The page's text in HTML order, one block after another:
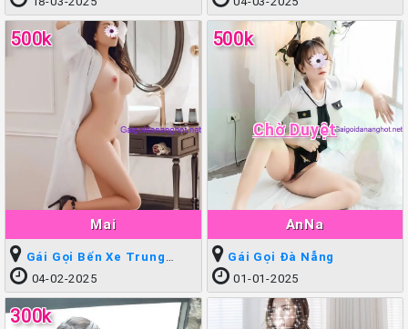
Mai
500k
Gái Gọi Bến Xe Trung
Tâm04-02-2025
AnNa
500k
Chờ Duyệt
Gái Gọi Đà Nẵng
01-01-2025
300k